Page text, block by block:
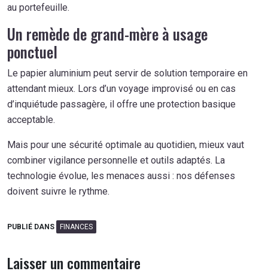
au portefeuille.
Un remède de grand-mère à usage
ponctuel
Le papier aluminium peut servir de solution temporaire en
attendant mieux. Lors d’un voyage improvisé ou en cas
d’inquiétude passagère, il offre une protection basique
acceptable.
Mais pour une sécurité optimale au quotidien, mieux vaut
combiner vigilance personnelle et outils adaptés. La
technologie évolue, les menaces aussi : nos défenses
doivent suivre le rythme.
PUBLIÉ DANS FINANCES
Laisser un commentaire